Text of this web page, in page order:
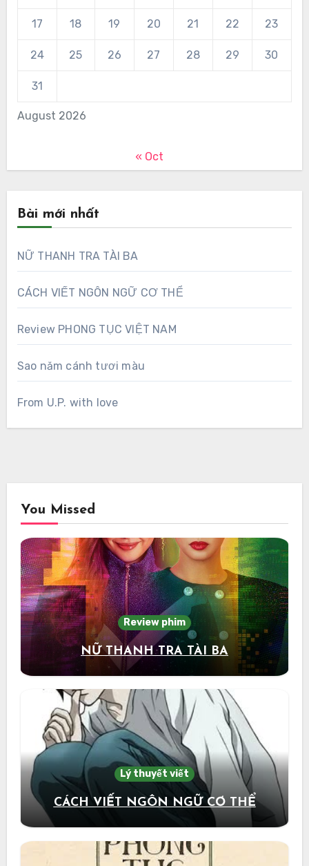
August 2026
17 18 19 20 21 22 23
24 25 26 27 28 29 30
31
« Oct
Bài mới nhất
NỮ THANH TRA TÀI BA
CÁCH VIẾT NGÔN NGỮ CƠ THỂ
Review PHONG TỤC VIỆT NAM
Sao năm cánh tươi màu
From U.P. with love
You Missed
Review phim
NỮ THANH TRA TÀI BA
Lý thuyết viết
CÁCH VIẾT NGÔN NGỮ CƠ THỂ